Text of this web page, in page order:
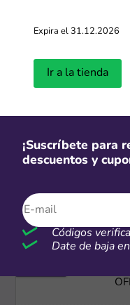
Más cupones de
a
Más cupones de
-
Expira el 31.12.2026
Ir a la tienda
¡Suscríbete para
descuentos y
Códigos
Date de baja